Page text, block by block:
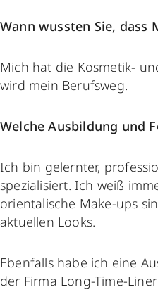
Wann wussten Sie,
Mich hat die Kosmetik-
wird mein Berufsweg.
Welche Ausbildung und
Ich bin gelernter,
spezialisiert. Ich weiß
orientalische Make-ups
aktuellen Looks.
Ebenfalls habe ich eine
der Firma Long-Time-